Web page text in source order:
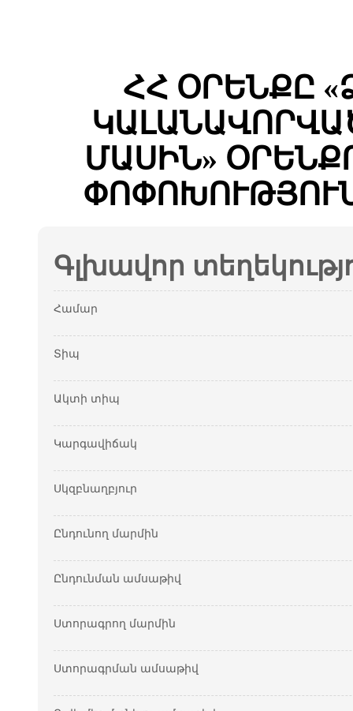
ՀՀ ՕՐԵՆՔԸ
ՄԱՍԻՆ»
Գլխավոր
Համար
Տիպ
Ակտի տիպ
Կարգավիճակ
Սկզբնաղբյուր
Ընդունող մարմին
Ընդունման ամսաթիվ
Ստորագրող մարմին
Ստորագրման ամսաթիվ